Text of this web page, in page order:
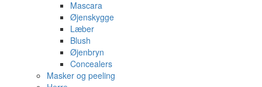
Mascara
Øjenskygge
Læber
Blush
Øjenbryn
Concealers
Masker og peeling